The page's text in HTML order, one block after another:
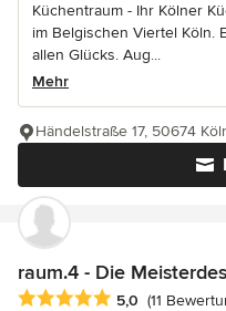
Küchentraum - Ihr Kölner
im Belgischen Viertel Köln.
allen Glücks. Aug...
Mehr
Händelstraße 17, 50674
raum.4 - Die
Durchschnittliche
5,0 (11